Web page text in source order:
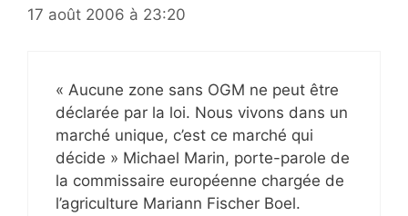
17 août 2006 à 23:20
« Aucune zone sans OGM ne peut être
déclarée par la loi. Nous vivons dans un
marché unique, c’est ce marché qui
décide » Michael Marin, porte-parole de
la commissaire européenne chargée de
l’agriculture Mariann Fischer Boel.